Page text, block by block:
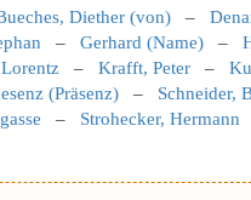
Diether (von) –
– Gerhard (Name) –
– Krafft, Peter –
(Präsenz) – Schneider,
– Strohecker, Hermann